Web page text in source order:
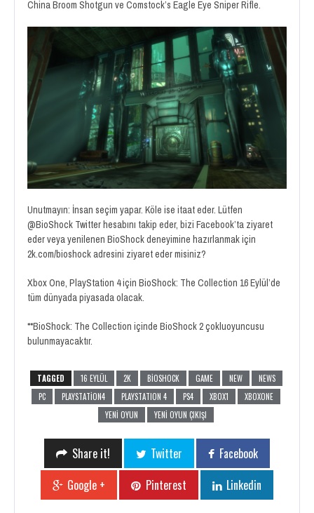
China Broom Shotgun ve Comstock’s Eagle Eye Sniper Rifle.
Unutmayın: İnsan seçim yapar. Köle ise itaat eder. Lütfen
@BioShock Twitter hesabını takip eder, bizi Facebook’ta ziyaret
eder veya yenilenen BioShock deneyimine hazırlanmak için
2k.com/bioshock adresini ziyaret eder misiniz?
Xbox One, PlayStation 4 için BioShock: The Collection 16 Eylül’de
tüm dünyada piyasada olacak.
**BioShock: The Collection içinde BioShock 2 çokluoyuncusu
bulunmayacaktır.
TAGGED 16 EYLÜL 2K BIOSHOCK GAME NEW
NEWS
PC
PLAYSTATION4 PLAYSTATION 4 PS4 XBOX1
XBOXONE
YENI OYUN
YENI OYUN ÇIKIŞI
Share it! Twitter
Facebook
Google +
Pinterest Linkedin